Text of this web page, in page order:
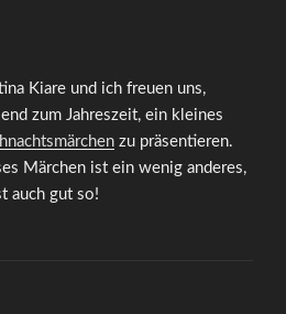
Kiare und ich freuen uns,
zum Jahreszeit, ein kleines
zu präsentieren.
Märchen ist ein wenig anderes,
auch gut so!